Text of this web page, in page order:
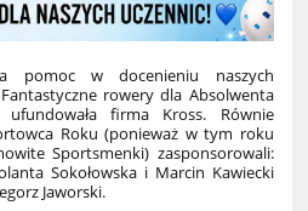
pomoc w docenieniu naszych
rowery dla Absolwenta
firma Kross. Równie
Roku (ponieważ w tym roku
Sportsmenki) zasponsorowali:
Sokołowska i Marcin Kawiecki
Jaworski.